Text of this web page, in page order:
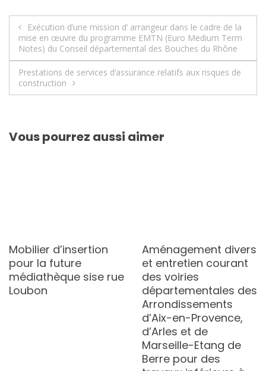
Navigation
de
l’article
Exécution d’une mission d’ arrangeur dans le cadre de la
mise en œuvre du programme EMTN (Euro Medium Term
Notes) du Conseil départemental des Bouches du Rhône
Prestations de services d’assurance relatifs aux risques de
construction
Vous pourrez aussi aimer
Mobilier d’insertion
pour la future
médiathèque sise rue
Loubon
Aménagement divers
et entretien courant
des voiries
départementales des
Arrondissements
d’Aix-en-Provence,
d’Arles et de
Marseille-Etang de
Berre pour des